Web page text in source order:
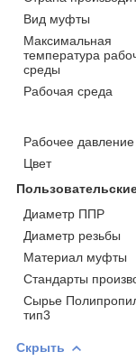
Вид муфты
Максимальная
температура
среды
Рабочая среда
Рабочее давление
Цвет
Диаметр ППР
Диаметр резьбы
Материал муфты
Стандарты
Сырье
тип3
Скрыть